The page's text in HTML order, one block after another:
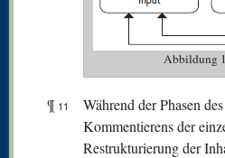
Abbildung
¶ 11
Während der Phasen
Kommentierens der
Restrukturierung der